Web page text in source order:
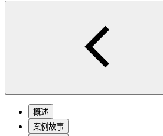
概述
案例故事